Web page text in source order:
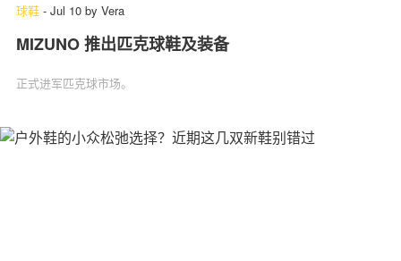
球鞋 - Jul 10 by Vera
MIZUNO 推出匹克球鞋及装备
正式进军匹克球市场。